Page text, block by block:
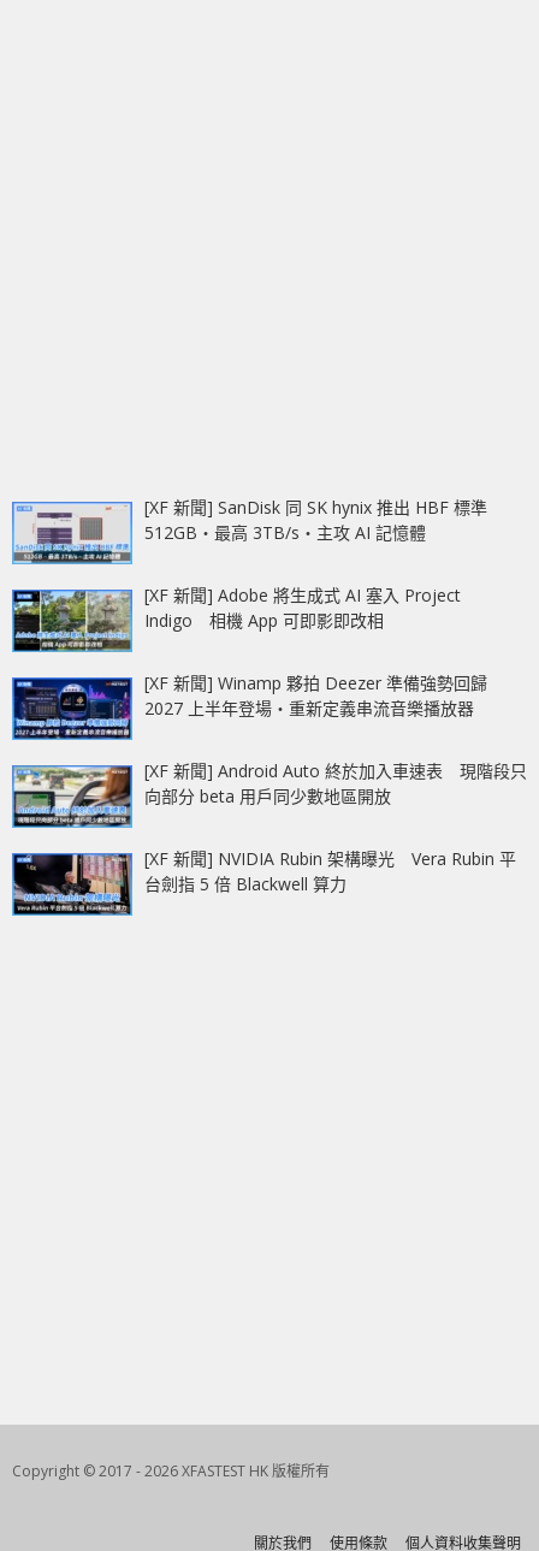
[XF 新聞] SanDisk 同 SK hynix 推出 HBF 標準
512GB‧最高 3TB/s‧主攻 AI 記憶體
[XF 新聞] Adobe 將生成式 AI 塞入 Project
Indigo 相機 App 可即影即改相
[XF 新聞] Winamp 夥拍 Deezer 準備強勢回歸
2027 上半年登場‧重新定義串流音樂播放器
[XF 新聞] Android Auto 終於加入車速表 現階段只
向部分 beta 用戶同少數地區開放
[XF 新聞] NVIDIA Rubin 架構曝光 Vera Rubin 平
台劍指 5 倍 Blackwell 算力
Copyright © 2017 - 2026 XFASTEST HK 版權所有
關於我們 使用條款 個人資料收集聲明